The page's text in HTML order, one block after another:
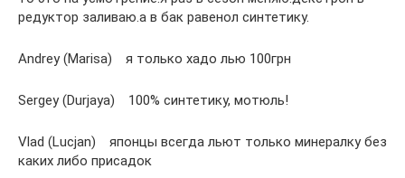
редуктор заливаю.а в бак равенол синтетику.
Andrey (Marisa) я только хадо лью 100грн
Sergey (Durjaya) 100% синтетику, мотюль!
Vlad (Lucjan) японцы всегда льют только минералку без
каких либо присадок